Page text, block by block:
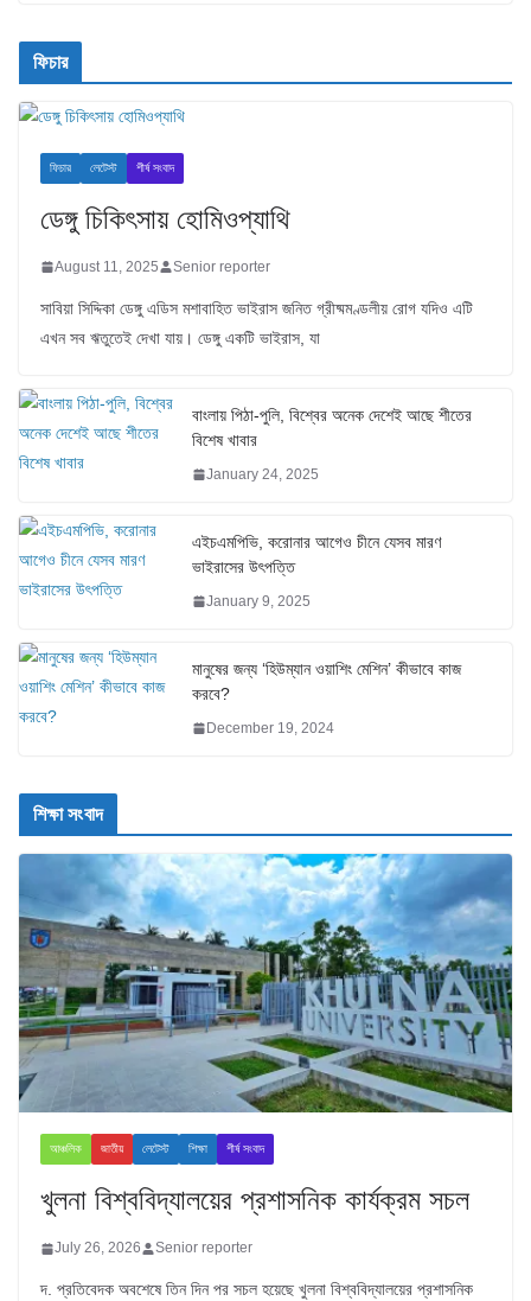
ফিচার
ফিচার লেটেস্ট শীর্ষ সংবাদ
ডেঙ্গু চিকিৎসায় হোমিওপ্যাথি
August 11, 2025 Senior reporter
সাবিয়া সিদ্দিকা ডেঙ্গু এডিস মশাবাহিত ভাইরাস জনিত গ্রীষ্মমণ্ডলীয় রোগ যদিও এটি
এখন সব ঋতুতেই দেখা যায়। ডেঙ্গু একটি ভাইরাস, যা
বাংলায় পিঠা-পুলি, বিশ্বের অনেক দেশেই আছে শীতের
বিশেষ খাবার
January 24, 2025
এইচএমপিভি, করোনার আগেও চীনে যেসব মারণ
ভাইরাসের উৎপত্তি
January 9, 2025
মানুষের জন্য ‘হিউম্যান ওয়াশিং মেশিন’ কীভাবে কাজ
করবে?
December 19, 2024
শিক্ষা সংবাদ
আঞ্চলিক জাতীয় লেটেস্ট শিক্ষা শীর্ষ সংবাদ
খুলনা বিশ্ববিদ্যালয়ের প্রশাসনিক কার্যক্রম সচল
July 26, 2026 Senior reporter
দ. প্রতিবেদক অবশেষে তিন দিন পর সচল হয়েছে খুলনা বিশ্ববিদ্যালয়ের প্রশাসনিক